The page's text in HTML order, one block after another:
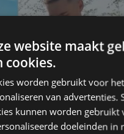
do 6 augustus | 21:30
website maakt
cookies.
worden gebruikt voor het
van advertenties.
kunnen worden gebruikt
doeleinden in